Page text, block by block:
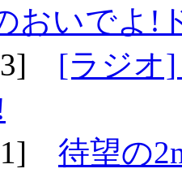
おいでよ!
[ラジオ]
待望の